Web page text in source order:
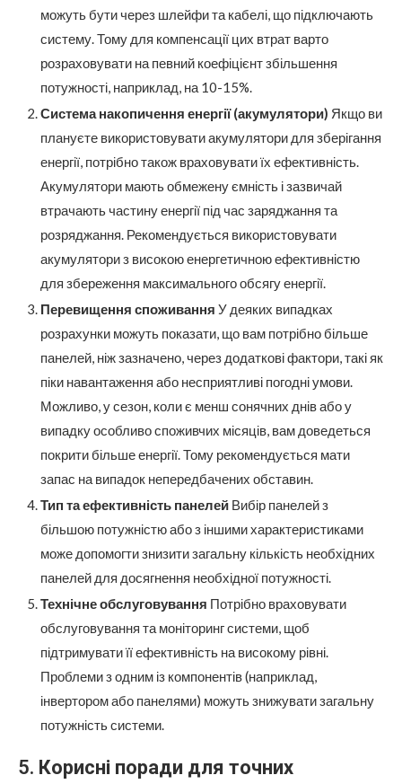
можуть бути через шлейфи та кабелі, що підключають
систему. Тому для компенсації цих втрат варто
розраховувати на певний коефіцієнт збільшення
потужності, наприклад, на 10-15%.
Система накопичення енергії (акумулятори) Якщо ви
плануєте використовувати акумулятори для зберігання
енергії, потрібно також враховувати їх ефективність.
Акумулятори мають обмежену ємність і зазвичай
втрачають частину енергії під час заряджання та
розряджання. Рекомендується використовувати
акумулятори з високою енергетичною ефективністю
для збереження максимального обсягу енергії.
Перевищення споживання У деяких випадках
розрахунки можуть показати, що вам потрібно більше
панелей, ніж зазначено, через додаткові фактори, такі як
піки навантаження або несприятливі погодні умови.
Можливо, у сезон, коли є менш сонячних днів або у
випадку особливо споживчих місяців, вам доведеться
покрити більше енергії. Тому рекомендується мати
запас на випадок непередбачених обставин.
Тип та ефективність панелей Вибір панелей з
більшою потужністю або з іншими характеристиками
може допомогти знизити загальну кількість необхідних
панелей для досягнення необхідної потужності.
Технічне обслуговування Потрібно враховувати
обслуговування та моніторинг системи, щоб
підтримувати її ефективність на високому рівні.
Проблеми з одним із компонентів (наприклад,
інвертором або панелями) можуть знижувати загальну
потужність системи.
5. Корисні поради для точних